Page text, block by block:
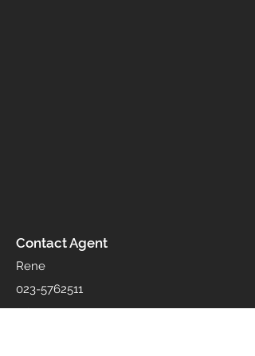
Contact Agent
Rene
023-5762511
info@mklrdij.nl